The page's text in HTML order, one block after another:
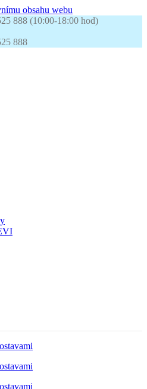
obsahu webu
888 (10:00-18:00 hod)
888